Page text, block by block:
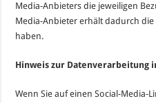
Media-Anbieters die jeweiligen
Media-Anbieter erhält dadurch
haben.
Hinweis zur Datenverarbeitung
Wenn Sie auf einen Social-Media-